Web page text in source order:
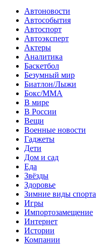
Автоновости
Автособытия
Автоспорт
Автоэксперт
Актеры
Аналитика
Баскетбол
Безумный мир
Биатлон/Лыжи
Бокс/MMA
В мире
В России
Вещи
Военные новости
Гаджеты
Дети
Дом и сад
Еда
Звёзды
Здоровье
Зимние виды спорта
Игры
Импортозамещение
Интернет
Истории
Компании